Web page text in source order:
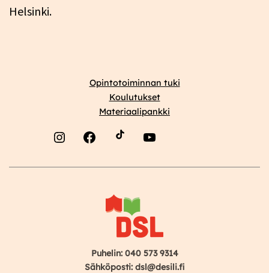
Helsinki.
Opintotoiminnan tuki
Koulutukset
Materiaalipankki
Puhelin: 040 573 9314
Sähköposti: dsl@desili.fi